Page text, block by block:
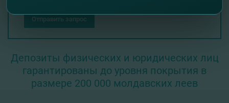
Отправить запрос
Депозиты физических и юридических лиц
гарантированы до уровня покрытия в
размере 200 000 молдавских леев